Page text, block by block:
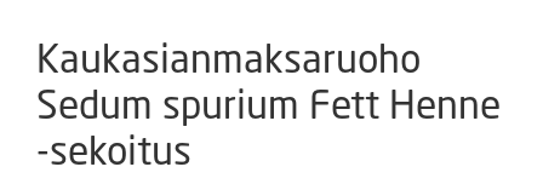
Kaukasianmaksaruoho
Sedum spurium Fett Henne
-sekoitus